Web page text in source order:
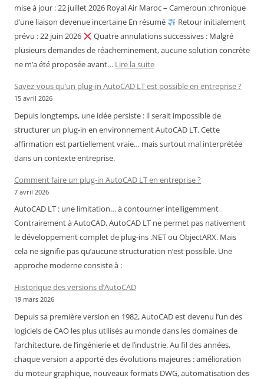
mise à jour : 22 juillet 2026 Royal Air Maroc – Cameroun :chronique
d’une liaison devenue incertaine En résumé
Retour initialement
prévu : 22 juin 2026
Quatre annulations successives : Malgré
plusieurs demandes de réacheminement, aucune solution concrète
ne m’a été proposée avant… Lire la suite:
Air
–
Cameroun
:
d’une
devenue
incertaine
Savez-vous qu’un plug-in AutoCAD LT est possible en entreprise ?
15 avril 2026
Depuis longtemps, une idée persiste : il serait impossible de
structurer un plug-in en environnement AutoCAD LT. Cette
affirmation est partiellement vraie… mais surtout mal interprétée
dans un contexte entreprise.
Comment faire un plug-in AutoCAD LT en entreprise ?
7 avril 2026
AutoCAD LT : une limitation… à contourner intelligemment
Contrairement à AutoCAD, AutoCAD LT ne permet pas nativement
le développement complet de plug-ins .NET ou ObjectARX. Mais
cela ne signifie pas qu’aucune structuration n’est possible. Une
approche moderne consiste à :
Historique des versions d’AutoCAD
19 mars 2026
Depuis sa première version en 1982, AutoCAD est devenu l’un des
logiciels de CAO les plus utilisés au monde dans les domaines de
l’architecture, de l’ingénierie et de l’industrie. Au fil des années,
chaque version a apporté des évolutions majeures : amélioration
du moteur graphique, nouveaux formats DWG, automatisation des